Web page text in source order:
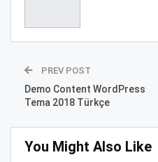
PREV POST
Demo Content WordPress
Tema 2018 Türkçe
You Might Also Like